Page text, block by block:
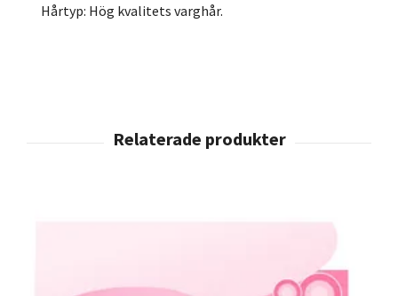
Hårtyp: Hög kvalitets varghår.